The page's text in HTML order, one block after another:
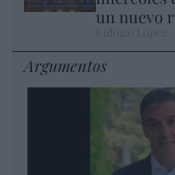
un nuevo
Argumentos